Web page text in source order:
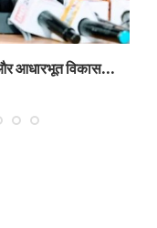
आधारभूत विकास...